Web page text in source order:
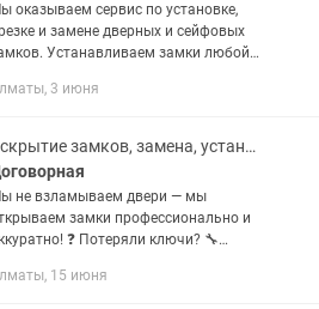
оказываем сервис по установке,
и замене дверных и сейфовых
Устанавливаем замки любой
smart зaмки). - цилиндрические -
3 июня
Вскрытие замков, замена, установка, ремонт и врезка замков в Алматы 24/7
не взламываем двери — мы
замки профессионально и
❓ Потеряли ключи? 🔧
Звоните — круглосуточно на связи!
15 июня